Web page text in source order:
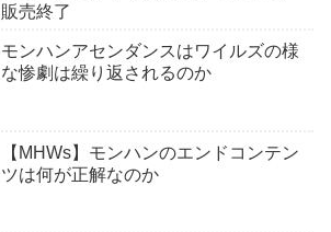
販売終了
モンハンアセンダンスはワイルズの様
な惨劇は繰り返されるのか
【MHWs】モンハンのエンドコンテン
ツは何が正解なのか